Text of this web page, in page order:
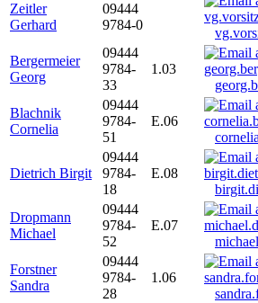
Zeitler
Gerhard
09444
9784-0
Bergermeier
Georg
09444
9784-
33
1.03
Blachnik
Cornelia
09444
9784-
51
E.06
Dietrich Birgit
09444
9784-
18
E.08
Dropmann
Michael
09444
9784-
52
E.07
Forstner
Sandra
09444
9784-
28
1.06